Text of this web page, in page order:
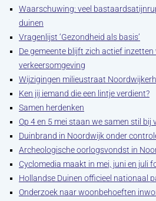
Waarschuwing: veel
duinen
Vragenlijst ‘Gezondheid als basis’
De gemeente blijft zich actief inzetten
verkeersomgeving
Wijzigingen milieustraat
Ken jij iemand die een lintje verdient?
Samen herdenken
Op 4 en 5 mei staan we samen stil bij
Duinbrand in Noordwijk onder
Archeologische oorlogsvondst in
Cyclomedia maakt in mei, juni en juli
Hollandse Duinen officieel nationaal
Onderzoek naar woonbehoeften